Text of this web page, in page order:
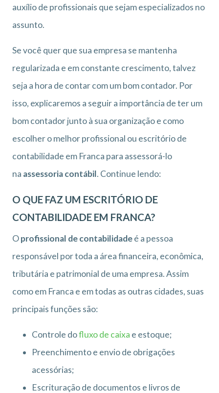
auxílio de profissionais que sejam especializados no
assunto.
Se você quer que sua empresa se mantenha
regularizada e em constante crescimento, talvez
seja a hora de contar com um bom contador. Por
isso, explicaremos a seguir a importância de ter um
bom contador junto à sua organização e como
escolher o melhor profissional ou escritório de
contabilidade em Franca para assessorá-lo
na assessoria contábil. Continue lendo:
O QUE FAZ UM ESCRITÓRIO DE
CONTABILIDADE EM FRANCA?
Oprofissional de contabilidadeé a pessoa
responsável por toda a área financeira, econômica,
tributária e patrimonial de uma empresa. Assim
como em Franca e em todas as outras cidades, suas
principais funções são:
Controle dofluxo de caixa e estoque;
Preenchimento e envio de obrigações
acessórias;
Escrituração de documentos e livros de